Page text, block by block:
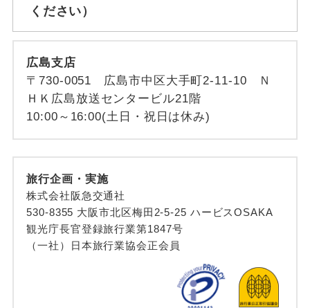
ください）
広島支店
〒730-0051 広島市中区大手町2-11-10 Ｎ
ＨＫ広島放送センタービル21階
10:00～16:00(土日・祝日は休み)
旅行企画・実施
株式会社阪急交通社
530-8355 大阪市北区梅田2-5-25 ハービスOSAKA
観光庁長官登録旅行業第1847号
（一社）日本旅行業協会正会員